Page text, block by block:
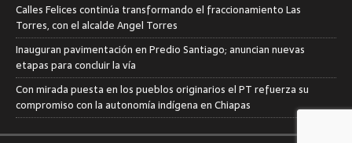
Calles Felices continúa transformando el fraccionamiento Las
Torres, con el alcalde Angel Torres
Inauguran pavimentación en Predio Santiago; anuncian nuevas
etapas para concluir la vía
Con mirada puesta en los pueblos originarios el PT refuerza su
compromiso con la autonomía indígena en Chiapas